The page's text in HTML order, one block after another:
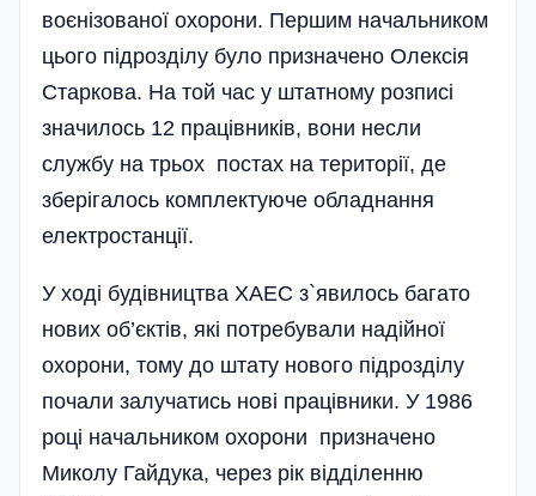
воєнізованої охорони. Першим начальником
цього підрозділу було призначено Олексія
Старкова. На той час у штатному розписі
значилось 12 працівників, вони несли
службу на трьох постах на території, де
зберігалось комплектуюче обладнання
електростанції.
У ході будівництва ХАЕС з`явилось багато
нових об’єктів, які потребували надійної
охорони, тому до штату нового підрозділу
почали залучатись нові працівники. У 1986
році начальником охорони призначено
Миколу Гайдука, через рік відділенню